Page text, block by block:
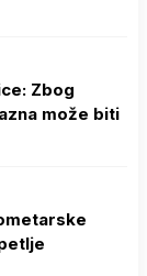
Zbog
može biti